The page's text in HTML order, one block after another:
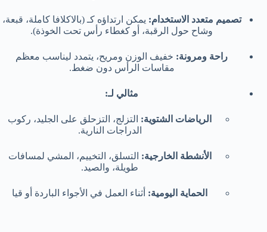
تصميم متعدد الاستخدام: يمكن ارتداؤه كـ (بالاكلافا كاملة، قبعة،
وشاح حول الرقبة، أو كغطاء رأس تحت الخوذة).
راحة ومرونة: خفيف الوزن ومريح، يتمدد ليناسب معظم
مقاسات الرأس دون ضغط.
مثالي لـ:
الرياضات الشتوية: التزلج، التزحلق على الجليد، ركوب
الدراجات النارية.
الأنشطة الخارجية: التسلق، التخييم، المشي لمسافات
طويلة، والصيد.
الحماية اليومية: أثناء العمل في الأجواء الباردة أو قيا